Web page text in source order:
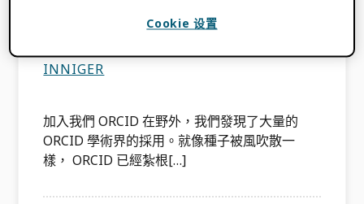
INNIGER
加入我們 ORCID 在野外，我們發現了大量的
ORCID 學術界的採用。就像種子被風吹散一
樣， ORCID 已經紮根[…]
Cookie 设置